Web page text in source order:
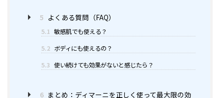
5 よくある質問（FAQ）
5.1 敏感肌でも使える？
5.2 ボディにも使えるの？
5.3 使い続けても効果がないと感じたら？
6 まとめ：ディマーニを正しく使って最大限の効